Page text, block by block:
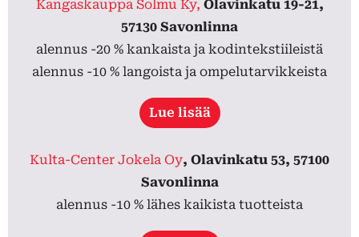
Kangaskauppa Solmu Ky, Olavinkatu 19-21,
57130 Savonlinna
alennus -20 % kankaista ja kodintekstiileistä
alennus -10 % langoista ja ompelutarvikkeista
Lue lisää
Kulta-Center Jokela Oy, Olavinkatu 53, 57100
Savonlinna
alennus -10 % lähes kaikista tuotteista